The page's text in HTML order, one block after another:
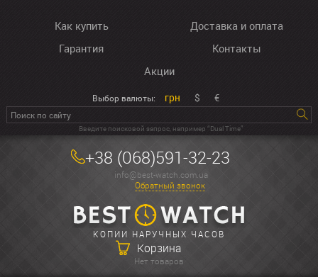
Как купить
Доставка и оплата
Гарантия
Контакты
Акции
Выбор валюты: грн $ €
Введите поисковой запрос, например “Dual Time”
+38 (068)591-32-23
info@best-watch.com.ua
Обратный звонок
КОПИИ НАРУЧНЫХ ЧАСОВ
Корзина
Нет товаров